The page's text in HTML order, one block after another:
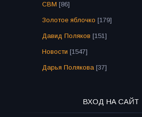
СВМ [86]
Золотое яблочко [179]
Давид Поляков [151]
Новости [1547]
Дарья Полякова [37]
ВХОД НА САЙТ